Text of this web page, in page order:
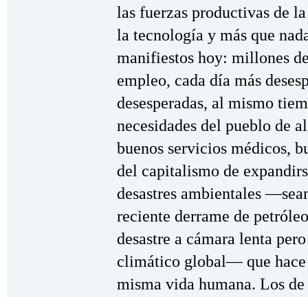
las fuerzas productivas de
la tecnología y más que
manifiestos hoy: millones
empleo, cada día más
desesperadas, al mismo
necesidades del pueblo de
buenos servicios médicos,
del capitalismo de
desastres ambientales
reciente derrame de
desastre a cámara lenta
climático global— que
misma vida humana. Los